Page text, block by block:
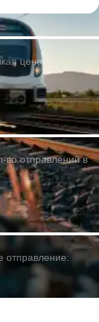
цена:
во отправлений в
отправление: